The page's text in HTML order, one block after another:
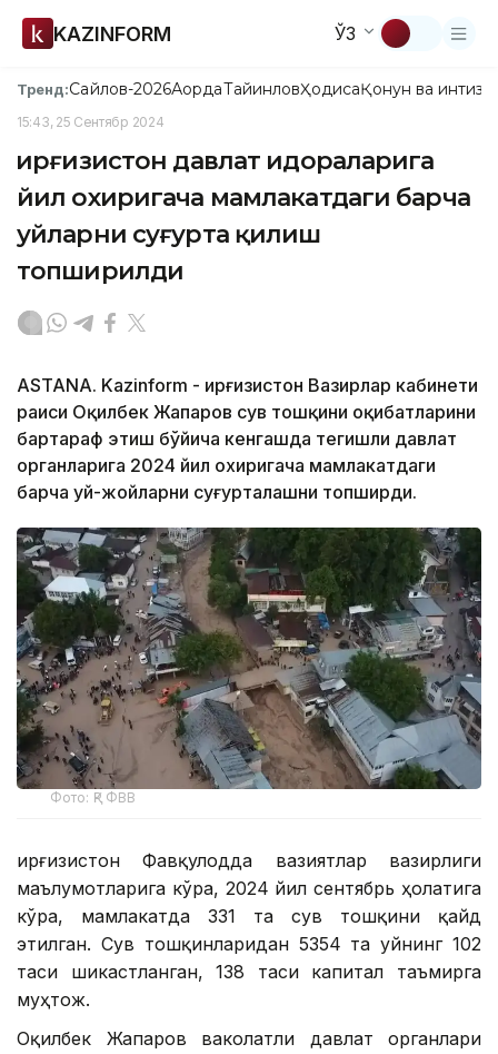
KAZINFORM ЎЗ
Тренд:Сайлов-2026АқордаТайинловҲодисаҚонун ва
15:43, 25 Сентябр 2024
Қирғизистон давлат идораларига
йил охиригача мамлакатдаги барча
уйларни суғурта қилиш
топширилди
ASTANА. Kazinform - Қирғизистон Вазирлар кабинети
раиси Оқилбек Жапаров сув тошқини оқибатларини
бартараф этиш бўйича кенгашда тегишли давлат
органларига 2024 йил охиригача мамлакатдаги
барча уй-жойларни суғурталашни топширди.
Фото: ҚР ФВВ
Қирғизистон Фавқулодда вазиятлар вазирлиги
маълумотларига кўра, 2024 йил сентябрь ҳолатига
кўра, мамлакатда 331 та сув тошқини қайд
этилган. Сув тошқинларидан 5354 та уйнинг 102
таси шикастланган, 138 таси капитал таъмирга
муҳтож.
Оқилбек Жапаров ваколатли давлат органлари